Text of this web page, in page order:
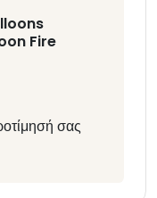
Fire
σας